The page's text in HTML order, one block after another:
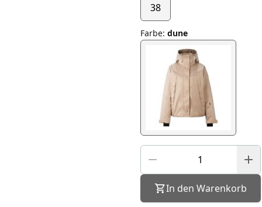
38
Farbe: dune
In den Warenkorb